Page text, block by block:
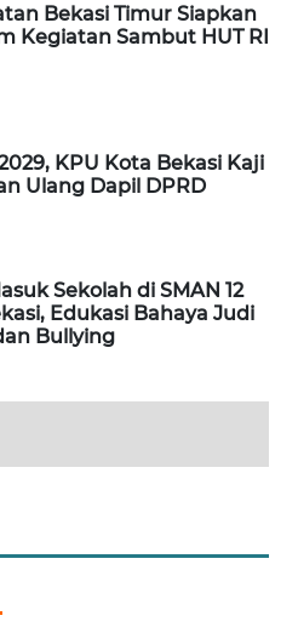
Bekasi Timur Siapkan
Kegiatan Sambut HUT RI
KPU Kota Bekasi Kaji
Ulang Dapil DPRD
Sekolah di SMAN 12
Edukasi Bahaya Judi
Bullying